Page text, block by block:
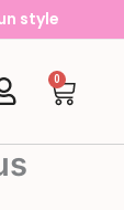
style
0
Cart